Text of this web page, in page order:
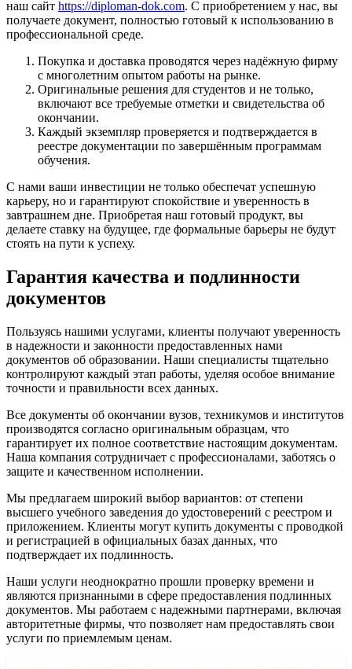
наш сайт https://diploman-dok.com. С приобретением у нас, вы
получаете документ, полностью готовый к использованию в
профессиональной среде.
Покупка и доставка проводятся через надёжную фирму
с многолетним опытом работы на рынке.
Оригинальные решения для студентов и не только,
включают все требуемые отметки и свидетельства об
окончании.
Каждый экземпляр проверяется и подтверждается в
реестре документации по завершённым программам
обучения.
С нами ваши инвестиции не только обеспечат успешную
карьеру, но и гарантируют спокойствие и уверенность в
завтрашнем дне. Приобретая наш готовый продукт, вы
делаете ставку на будущее, где формальные барьеры не будут
стоять на пути к успеху.
Гарантия качества и подлинности
документов
Пользуясь нашими услугами, клиенты получают уверенность
в надежности и законности предоставленных нами
документов об образовании. Наши специалисты тщательно
контролируют каждый этап работы, уделяя особое внимание
точности и правильности всех данных.
Все документы об окончании вузов, техникумов и институтов
производятся согласно оригинальным образцам, что
гарантирует их полное соответствие настоящим документам.
Наша компания сотрудничает с профессионалами, заботясь о
защите и качественном исполнении.
Мы предлагаем широкий выбор вариантов: от степени
высшего учебного заведения до удостоверений с реестром и
приложением. Клиенты могут купить документы с проводкой
и регистрацией в официальных базах данных, что
подтверждает их подлинность.
Наши услуги неоднократно прошли проверку времени и
являются признанными в сфере предоставления подлинных
документов. Мы работаем с надежными партнерами, включая
авторитетные фирмы, что позволяет нам предоставлять свои
услуги по приемлемым ценам.